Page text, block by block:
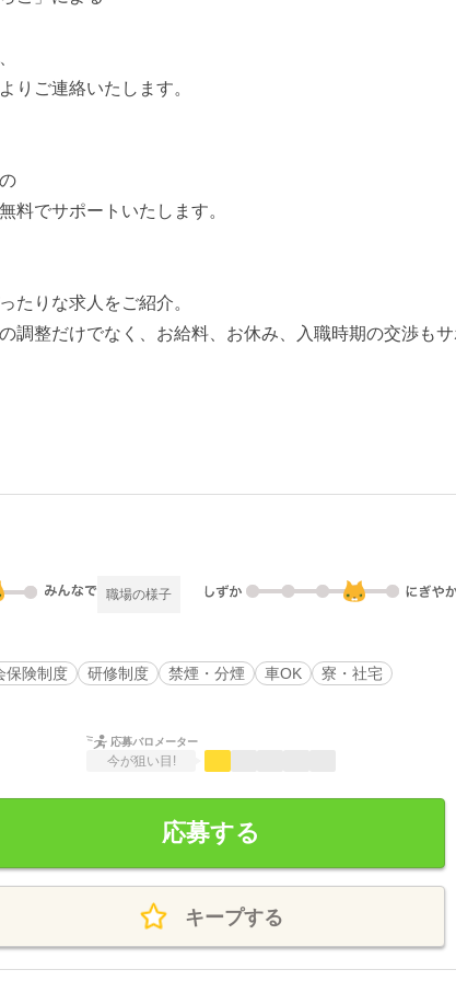
りご連絡いたします。
料でサポートいたします。
たりな求人をご紹介。
調整だけでなく、お給料、お休み、入職時期の交渉もサ
職場の様子
保険制度 研修制度 禁煙・分煙 車OK 寮・社宅
応募バロメーター
今が狙い目!
応募する
キープする